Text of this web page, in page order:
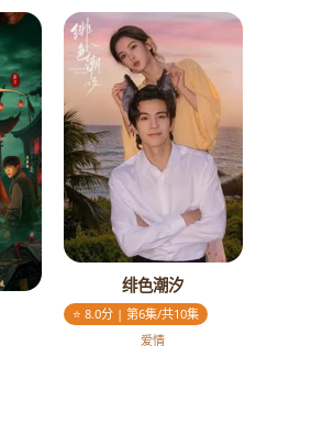
绯色潮汐
⭐ 8.0分 | 第6集/共10集
爱情